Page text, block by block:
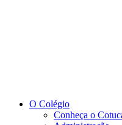
O Colégio
Conheça o